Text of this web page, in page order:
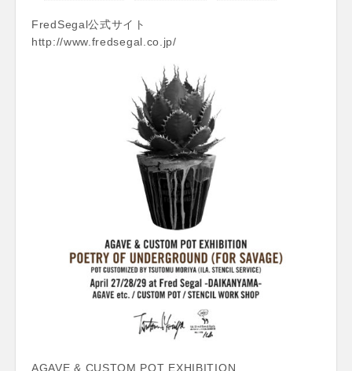
FredSegal公式サイト
http://www.fredsegal.co.jp/
AGAVE & CUSTOM POT EXHIBITION